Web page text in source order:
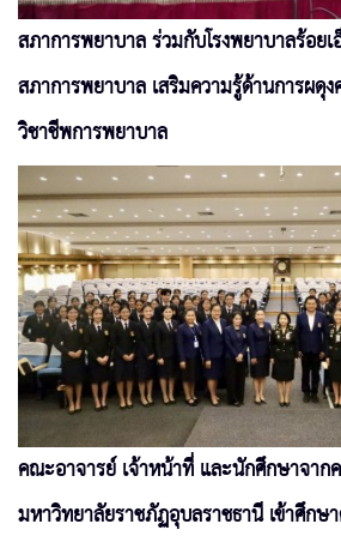
สภาการพยาบาล ร่วมกับโรงพยาบาลร้อย
สภาการพยาบาล เสริมความรู้ด้านการผดุ
วิชาชีพการพยาบาล
คณะอาจารย์ เจ้าหน้าที่ และนักศึกษาจา
มหาวิทยาลัยราชภัฏอุบลราชธานี เข้าศึกษ